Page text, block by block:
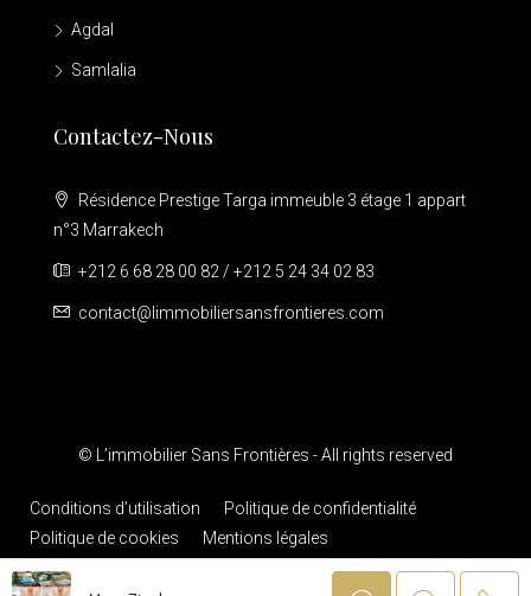
Agdal
Samlalia
Contactez-Nous
Résidence Prestige Targa immeuble 3 étage 1 appart
n°3 Marrakech
+212 6 68 28 00 82 / +212 5 24 34 02 83
contact@limmobiliersansfrontieres.com
© L’immobilier Sans Frontières - All rights reserved
Conditions d’utilisation
Politique de confidentialité
Politique de cookies
Mentions légales